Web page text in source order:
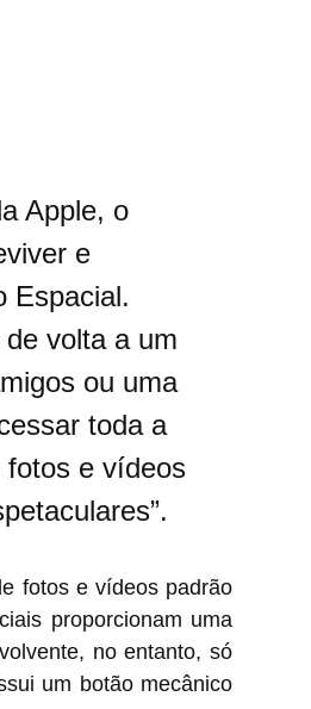
Apple, o
e
Espacial.
volta a um
ou uma
toda a
fotos e vídeos
fotos e vídeos padrão
proporcionam uma
no entanto, só
um botão mecânico